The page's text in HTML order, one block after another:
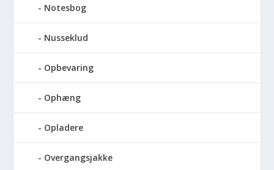
Notesbog
Nusseklud
Opbevaring
Ophæng
Opladere
Overgangsjakke